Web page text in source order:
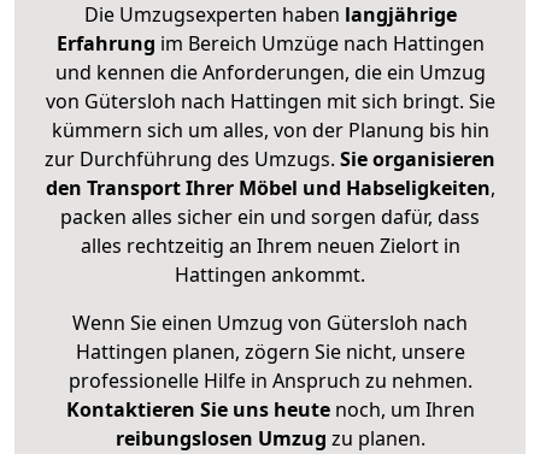
Die Umzugsexperten haben langjährige
Erfahrung im Bereich Umzüge nach Hattingen
und kennen die Anforderungen, die ein Umzug
von Gütersloh nach Hattingen mit sich bringt. Sie
kümmern sich um alles, von der Planung bis hin
zur Durchführung des Umzugs. Sie organisieren
den Transport Ihrer Möbel und Habseligkeiten,
packen alles sicher ein und sorgen dafür, dass
alles rechtzeitig an Ihrem neuen Zielort in
Hattingen ankommt.
Wenn Sie einen Umzug von Gütersloh nach
Hattingen planen, zögern Sie nicht, unsere
professionelle Hilfe in Anspruch zu nehmen.
Kontaktieren Sie uns heutenoch, um Ihren
reibungslosen Umzug zu planen.